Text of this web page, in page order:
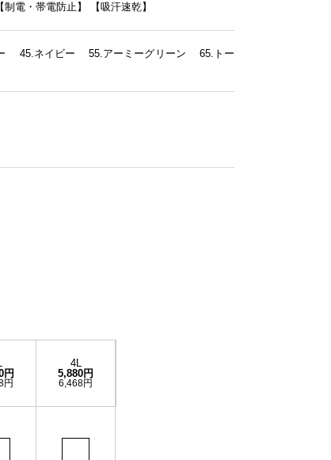
【制電・帯電防止】 【吸汗速乾】
ー 45.ネイビー 55.アーミーグリーン 65.トー
円
円
4L
5,880円
6,468円